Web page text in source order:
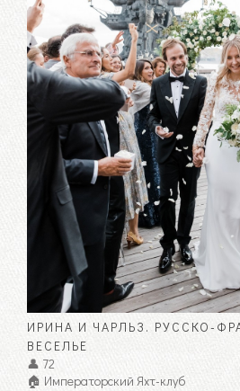
ИРИНА И ЧАРЛЬЗ. РУССКО-
ВЕСЕЛЬЕ
👤 72
🏠 Императорский Яхт-клуб